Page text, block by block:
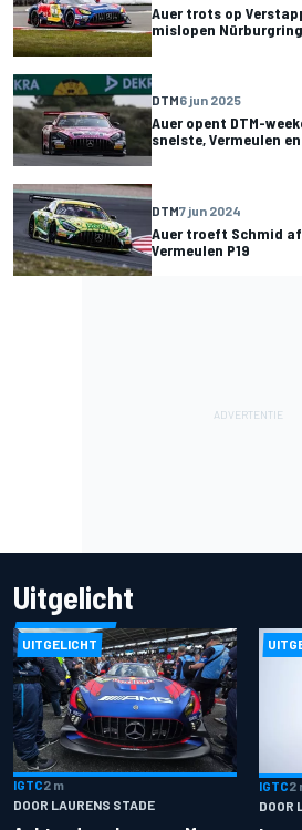
Auer trots op
mislopen
DTM6 jun 2025
Auer opent DTM-
snelste, Vermeulen
DTM7 jun 2024
Auer troeft Schmid
Vermeulen P19
Uitgelicht
UITGELICHT
IGTC2 m
DOOR LAURENS STADE
IGTC2
DOOR